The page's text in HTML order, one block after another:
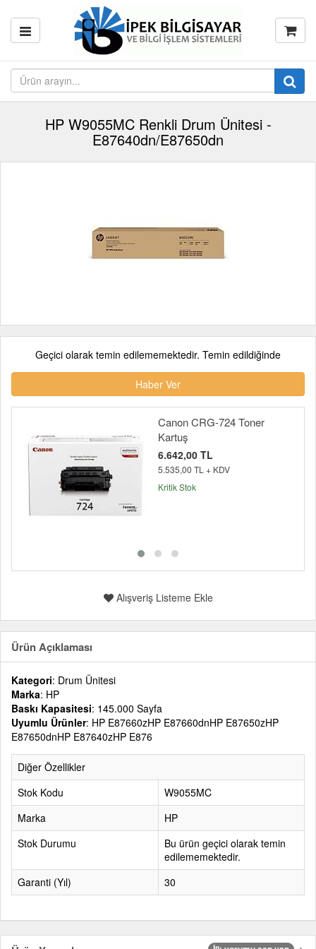
HP W9055MC Renkli Drum Ünitesi -
E87640dn/E87650dn
Geçici olarak temin edilememektedir. Temin edildiğinde
Haber Ver
Canon CRG-724 Toner
Kartuş
6.642,00 TL
5.535,00 TL + KDV
Kritik Stok
Alışveriş Listeme Ekle
Ürün Açıklaması
Kategori: Drum Ünitesi
Marka: HP
Baskı Kapasitesi: 145.000 Sayfa
Uyumlu Ürünler: HP E87660zHP E87660dnHP E87650zHP
E87650dnHP E87640zHP E876
Diğer Özellikler
Stok Kodu
W9055MC
Marka
HP
Stok Durumu
Bu ürün geçici olarak temin
edilememektedir.
Garanti (Yıl)
30